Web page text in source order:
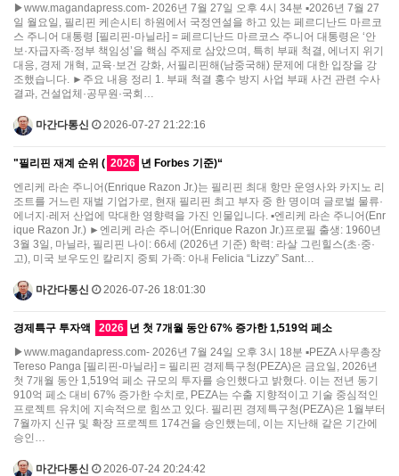
▶www.magandapress.com- 2026년 7월 27일 오후 4시 34분 ▪2026년 7월 27
일 월요일, 필리핀 케손시티 하원에서 국정연설을 하고 있는 페르디난드 마르코
스 주니어 대통령 [필리핀-마닐라] = 페르디난드 마르코스 주니어 대통령은 ‘안
보·자급자족·정부 책임성’을 핵심 주제로 삼았으며, 특히 부패 척결, 에너지 위기
대응, 경제 개혁, 교육·보건 강화, 서필리핀해(남중국해) 문제에 대한 입장을 강
조했습니다. ►주요 내용 정리 1. 부패 척결 홍수 방지 사업 부패 사건 관련 수사
결과, 건설업체·공무원·국회…
마간다통신 2026-07-27 21:22:16
"필리핀 재계 순위 ( 2026 년 Forbes 기준)“
엔리케 라손 주니어(Enrique Razon Jr.)는 필리핀 최대 항만 운영사와 카지노 리
조트를 거느린 재벌 기업가로, 현재 필리핀 최고 부자 중 한 명이며 글로벌 물류·
에너지·레저 산업에 막대한 영향력을 가진 인물입니다. ▪엔리케 라손 주니어(Enr
ique Razon Jr.) ►엔리케 라손 주니어(Enrique Razon Jr.)프로필 출생: 1960년
3월 3일, 마닐라, 필리핀 나이: 66세 (2026년 기준) 학력: 라살 그린힐스(초·중·
고), 미국 보우도인 칼리지 중퇴 가족: 아내 Felicia “Lizzy” Sant…
마간다통신 2026-07-26 18:01:30
경제특구 투자액 2026 년 첫 7개월 동안 67% 증가한 1,519억 페소
▶www.magandapress.com- 2026년 7월 24일 오후 3시 18분 ▪PEZA 사무총장
Tereso Panga [필리핀-마닐라] = 필리핀 경제특구청(PEZA)은 금요일, 2026년
첫 7개월 동안 1,519억 페소 규모의 투자를 승인했다고 밝혔다. 이는 전년 동기
910억 페소 대비 67% 증가한 수치로, PEZA는 수출 지향적이고 기술 중심적인
프로젝트 유치에 지속적으로 힘쓰고 있다. 필리핀 경제특구청(PEZA)은 1월부터
7월까지 신규 및 확장 프로젝트 174건을 승인했는데, 이는 지난해 같은 기간에
승인…
마간다통신 2026-07-24 20:24:42